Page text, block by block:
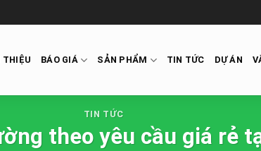
THIỆU BÁO GIÁ SẢN PHẨM TIN TỨC DỰ ÁN
TIN TỨC
theo yêu cầu giá rẻ